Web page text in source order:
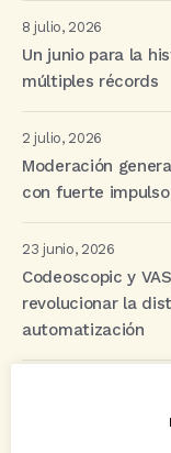
8 julio, 2026
Un junio para la
múltiples récords
2 julio, 2026
Moderación
con fuerte impulso
23 junio, 2026
Codeoscopic y
revolucionar la
automatización